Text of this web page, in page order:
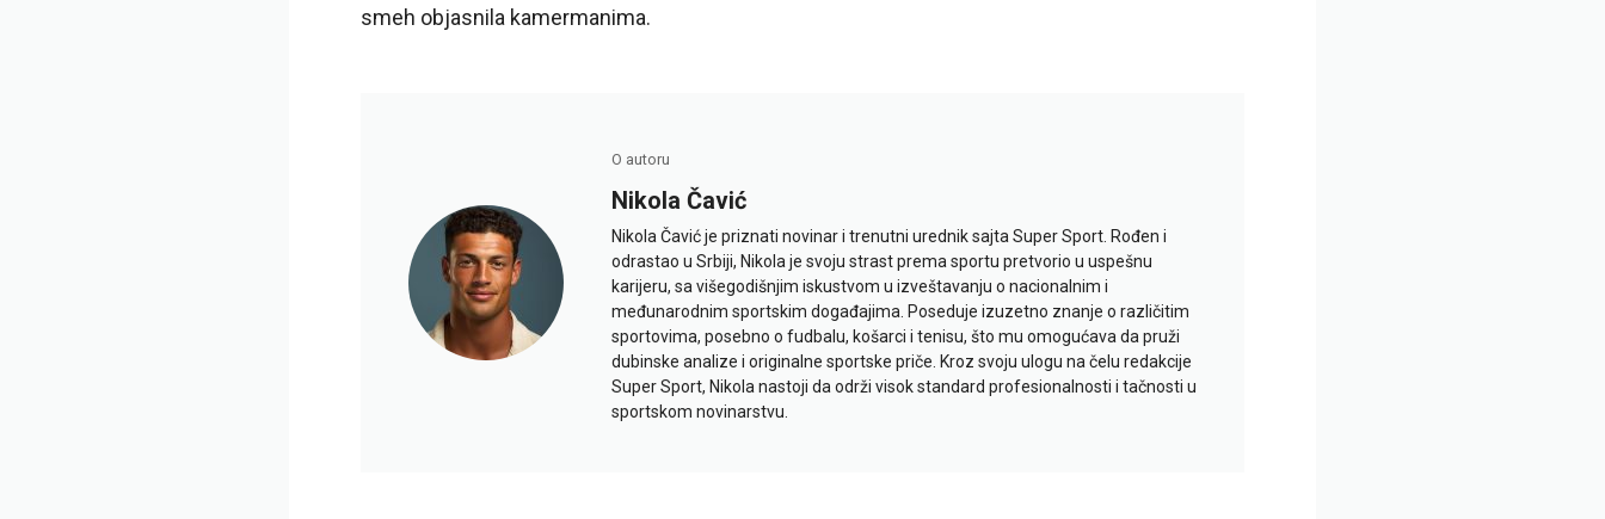
smeh objasnila kamermanima.
O autoru
Nikola Čavić
Nikola Čavić je priznati novinar i trenutni urednik sajta Super Sport. Rođen i
odrastao u Srbiji, Nikola je svoju strast prema sportu pretvorio u uspešnu
karijeru, sa višegodišnjim iskustvom u izveštavanju o nacionalnim i
međunarodnim sportskim događajima. Poseduje izuzetno znanje o različitim
sportovima, posebno o fudbalu, košarci i tenisu, što mu omogućava da pruži
dubinske analize i originalne sportske priče. Kroz svoju ulogu na čelu redakcije
Super Sport, Nikola nastoji da održi visok standard profesionalnosti i tačnosti u
sportskom novinarstvu.